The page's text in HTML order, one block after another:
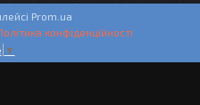
Prom.ua
конфіденційності
▼